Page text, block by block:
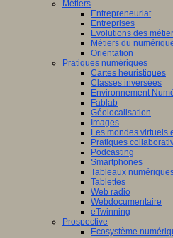
Métiers
Entrepreneuriat
Entreprises
Evolutions des
Métiers du
Orientation
Pratiques numériques
Cartes heuristiques
Classes inversées
Environnement
Fablab
Géolocalisation
Images
Les mondes virtuels
Pratiques
Podcasting
Smartphones
Tableaux
Tablettes
Web radio
Webdocumentaire
eTwinning
Prospective
Ecosystème